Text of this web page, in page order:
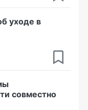
уходе в
совместно